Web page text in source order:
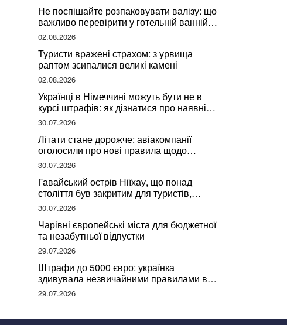
Не поспішайте розпаковувати валізу: що
важливо перевірити у готельній ванній
за словами досвідченої мандрівниці
02.08.2026
Туристи вражені страхом: з урвища
раптом зсипалися великі камені
02.08.2026
Українці в Німеччині можуть бути не в
курсі штрафів: як дізнатися про наявні
борги
30.07.2026
Літати стане дорожче: авіакомпанії
оголосили про нові правила щодо
вибору місць
30.07.2026
Гавайський острів Ніїхау, що понад
століття був закритим для туристів,
починає приймати перших відвідувачів
30.07.2026
Чарівні європейські міста для бюджетної
та незабутньої відпустки
29.07.2026
Штрафи до 5000 євро: українка
здивувала незвичайними правилами в
Німеччині та поділилася правдою
29.07.2026